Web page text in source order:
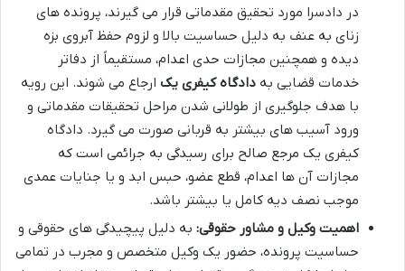
در دادسرا مورد تحقیق مقدماتی قرار می گیرند، پرونده های
زنای به عنف به دلیل حساسیت بالا و لزوم حفظ آبروی بزه
دیده و همچنین مجازات حدی اعدام، مستقیماً از دفاتر
خدمات قضایی به دادگاه کیفری یک ارجاع می شوند. این رویه
با هدف جلوگیری از طولانی شدن مراحل تحقیقات مقدماتی و
ورود آسیب های بیشتر به قربانی صورت می گیرد. دادگاه
کیفری یک مرجع صالح برای رسیدگی به جرائمی است که
مجازات آن ها اعدام، قطع عضو، حبس ابد و یا جنایات عمدی
موجب نصف دیه کامل یا بیشتر باشد.
اهمیت وکیل و مشاور حقوقی: به دلیل پیچیدگی های حقوقی و
حساسیت پرونده، حضور یک وکیل متخصص و مجرب در تمامی